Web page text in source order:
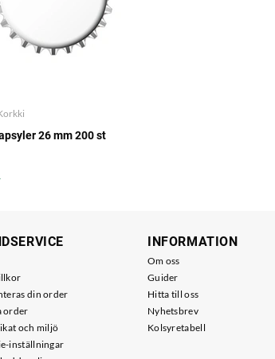
26 mm 200 st
din order
order
och miljö
inställningar
INFORMATION
Om oss
Guider
Hitta till oss
Nyhetsbrev
Kolsyretabell